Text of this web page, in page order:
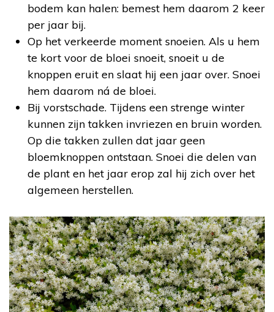
bodem kan halen: bemest hem daarom 2 keer
per jaar bij.
Op het verkeerde moment snoeien. Als u hem
te kort voor de bloei snoeit, snoeit u de
knoppen eruit en slaat hij een jaar over. Snoei
hem daarom ná de bloei.
Bij vorstschade. Tijdens een strenge winter
kunnen zijn takken invriezen en bruin worden.
Op die takken zullen dat jaar geen
bloemknoppen ontstaan. Snoei die delen van
de plant en het jaar erop zal hij zich over het
algemeen herstellen.